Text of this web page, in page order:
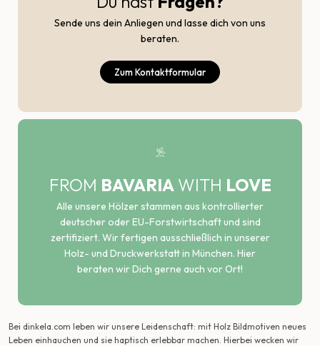
Sende uns dein Anliegen und lasse dich von uns
beraten.
Zum Kontaktformular
FROM BAVARIA WITH LOVE
Alle unsere Hölzer stammen aus kontrollierter
deutscher oder EU-Forstwirtschaft und sind
zertifiziert. Wir fertigen ausschließlich in unserer
Holz- und Druckwerkstatt in München. Hier
beraten wir Dich gerne auch vor Ort!
Bei dinkela.com leben wir unsere Leidenschaft: mit Holz Bildmotiven neues
Leben einhauchen und sie haptisch erlebbar machen. Hierbei wecken wir